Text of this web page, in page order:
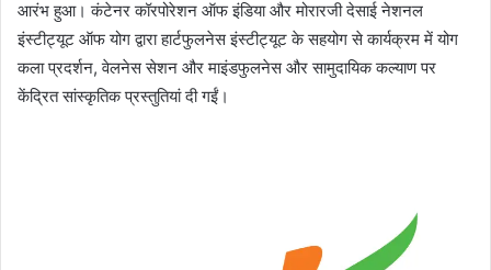
आरंभ हुआ। कंटेनर कॉरपोरेशन ऑफ इंडिया और मोरारजी देसाई नेशनल
इंस्टीट्यूट ऑफ योग द्वारा हार्टफुलनेस इंस्टीट्यूट के सहयोग से कार्यक्रम में योग
कला प्रदर्शन, वेलनेस सेशन और माइंडफुलनेस और सामुदायिक कल्याण पर
केंद्रित सांस्कृतिक प्रस्तुतियां दी गईं।